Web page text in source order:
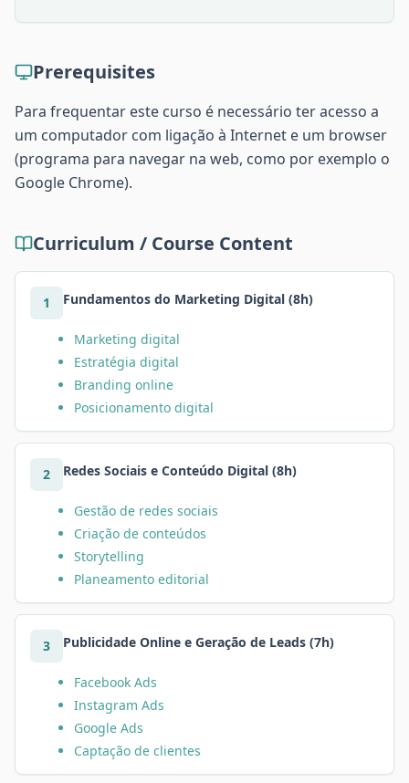
Prerequisites
Para frequentar este curso é necessário ter acesso a
um computador com ligação à Internet e um browser
(programa para navegar na web, como por exemplo o
Google Chrome).
Curriculum / Course Content
1 Fundamentos do Marketing Digital (8h)
Marketing digital
Estratégia digital
Branding online
Posicionamento digital
2 Redes Sociais e Conteúdo Digital (8h)
Gestão de redes sociais
Criação de conteúdos
Storytelling
Planeamento editorial
3 Publicidade Online e Geração de Leads (7h)
Facebook Ads
Instagram Ads
Google Ads
Captação de clientes